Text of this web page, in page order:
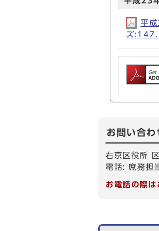
平
ズ
お問い合わ
右京区役所
電話: 庶務
お電話の際